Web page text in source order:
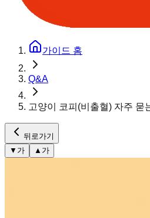
가이드 홈
Q&A
고양이 코피(비출혈) 자주
뒤로가기
▼ 가 ▲ 가